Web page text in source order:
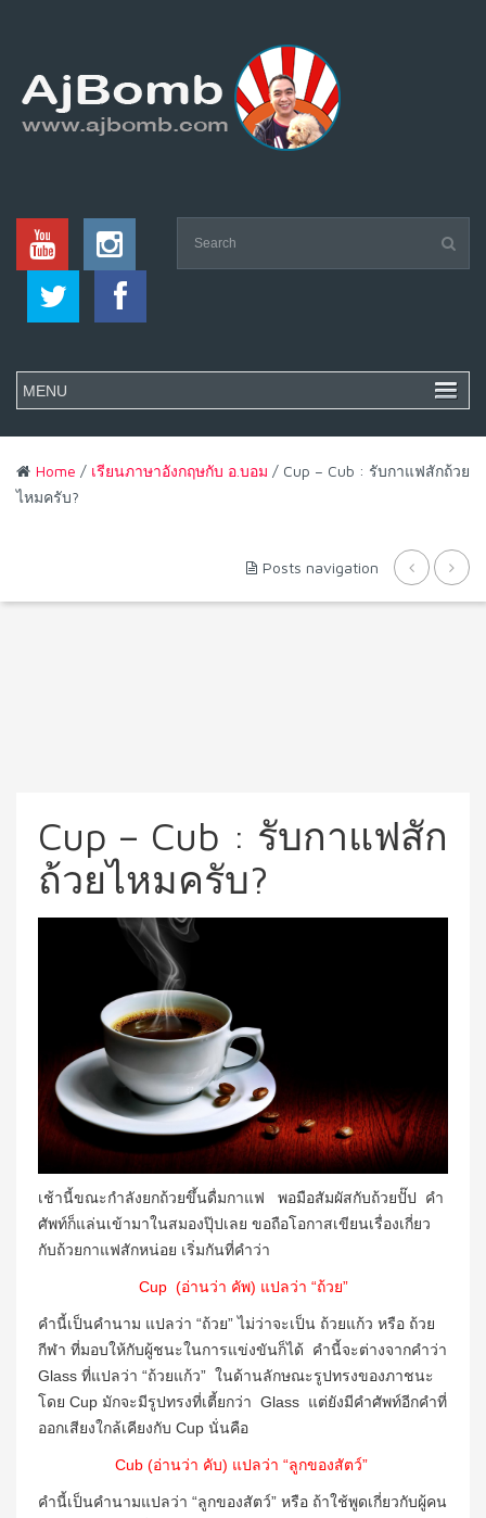
Home / เรียนภาษาอังกฤษกับ อ.บอม / Cup – Cub : รับกาแฟสักถ้วย
ไหมครับ?
Posts navigation
Cup – Cub : รับกาแฟสัก
ถ้วยไหมครับ?
เช้านี้ขณะกำลังยกถ้วยขึ้นดื่มกาแฟ พอมือสัมผัสกับถ้วยปั๊ป คำ
ศัพท์ก็แล่นเข้ามาในสมองปุ๊ปเลย ขอถือโอกาสเขียนเรื่องเกี่ยว
กับถ้วยกาแฟสักหน่อย เริ่มกันที่คำว่า
Cup (อ่านว่า คัพ) แปลว่า “ถ้วย”
คำนี้เป็นคำนาม แปลว่า “ถ้วย” ไม่ว่าจะเป็น ถ้วยแก้ว หรือ ถ้วย
กีฬา ที่มอบให้กับผู้ชนะในการแข่งขันก็ได้ คำนี้จะต่างจากคำว่า
Glass ที่แปลว่า “ถ้วยแก้ว” ในด้านลักษณะรูปทรงของภาชนะ
โดย Cup มักจะมีรูปทรงที่เตี้ยกว่า Glass แต่ยังมีคำศัพท์อีกคำที่
ออกเสียงใกล้เคียงกับ Cup นั่นคือ
Cub (อ่านว่า คับ) แปลว่า “ลูกของสัตว์”
คำนี้เป็นคำนามแปลว่า “ลูกของสัตว์” หรือ ถ้าใช้พูดเกี่ยวกับผู้คน